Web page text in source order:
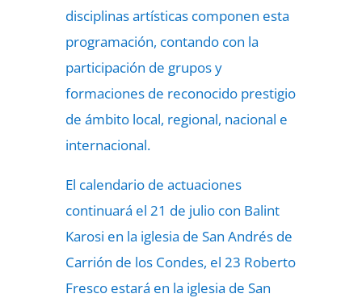
disciplinas artísticas componen esta
programación, contando con la
participación de grupos y
formaciones de reconocido prestigio
de ámbito local, regional, nacional e
internacional.
El calendario de actuaciones
continuará el 21 de julio con Balint
Karosi en la iglesia de San Andrés de
Carrión de los Condes, el 23 Roberto
Fresco estará en la iglesia de San